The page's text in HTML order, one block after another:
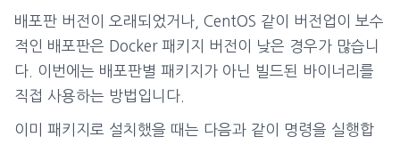
배포판 버전이 오래되었거나, CentOS 같이 버전업이 보수
적인 배포판은 Docker 패키지 버전이 낮은 경우가 많습니
다. 이번에는 배포판별 패키지가 아닌 빌드된 바이너리를
직접 사용하는 방법입니다.
이미 패키지로 설치했을 때는 다음과 같이 명령을 실행합